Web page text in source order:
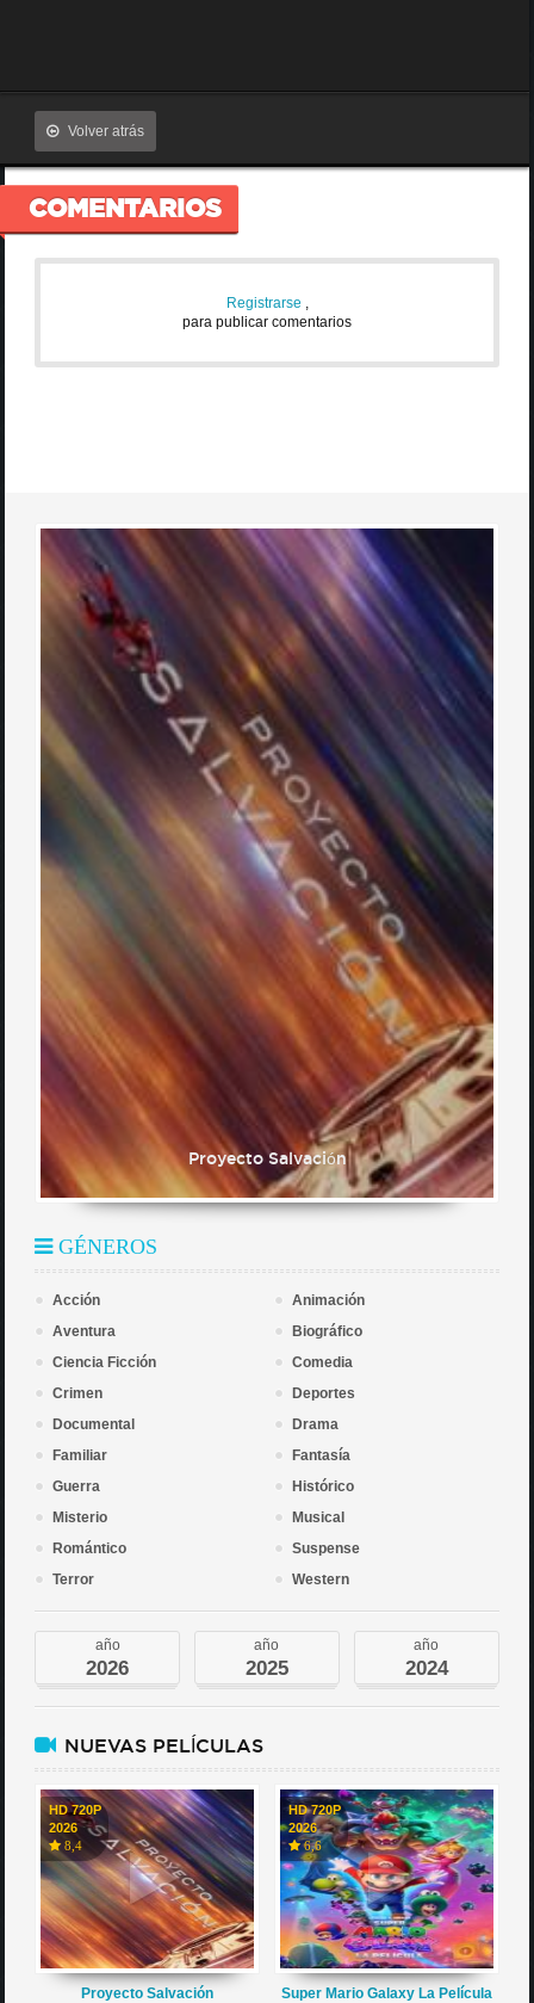
Volver atrás
COMENTARIOS
Registrarse ,
para publicar comentarios
Proyecto Salvación
GÉNEROS
Acción
Animación
Aventura
Biográfico
Ciencia Ficción
Comedia
Crimen
Deportes
Documental
Drama
Familiar
Fantasía
Guerra
Histórico
Misterio
Musical
Romántico
Suspense
Terror
Western
año
2026
año
2025
año
2024
NUEVAS PELÍCULAS
HD 720P
2026
8,4
Proyecto Salvación
HD 720P
2026
6,6
Super Mario Galaxy La Película